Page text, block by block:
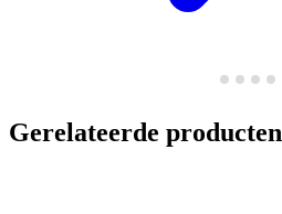
Gerelateerde producten